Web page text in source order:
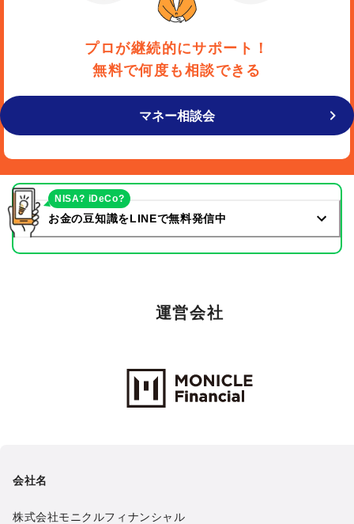
プロが継続的にサポート！
無料で何度も相談できる
マネー相談会
お金の豆知識をLINEで無料発信中
NISA? iDeCo?
運営会社
Monicle Financial Inc.
会社名
株式会社モニクルフィナンシャル